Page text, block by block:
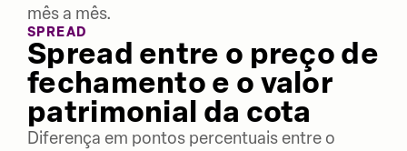
mês a mês.
SPREAD
Spread entre o preço de
fechamento e o valor
patrimonial da cota
Diferença em pontos percentuais entre o